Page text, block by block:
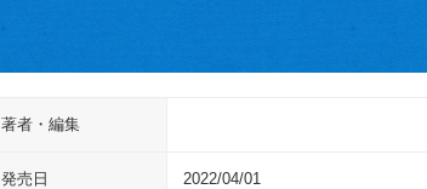
著者・編集
発売日 2022/04/01